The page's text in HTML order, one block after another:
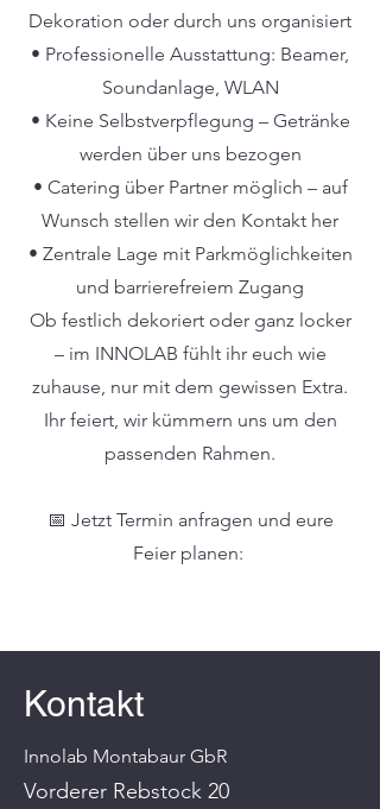
Dekoration oder durch uns organisiert
• Professionelle Ausstattung: Beamer,
Soundanlage, WLAN
• Keine Selbstverpflegung – Getränke
werden über uns bezogen
• Catering über Partner möglich – auf
Wunsch stellen wir den Kontakt her
• Zentrale Lage mit Parkmöglichkeiten
und barrierefreiem Zugang
Ob festlich dekoriert oder ganz locker
– im INNOLAB fühlt ihr euch wie
zuhause, nur mit dem gewissen Extra.
Ihr feiert, wir kümmern uns um den
passenden Rahmen.
📅 Jetzt Termin anfragen und eure
Feier planen:
Kontakt
Innolab Montabaur GbR
Vorderer Rebstock 20